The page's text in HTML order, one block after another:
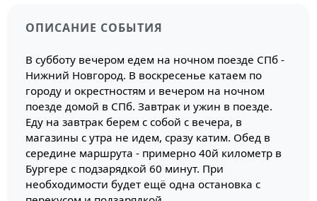
ОПИСАНИЕ СОБЫТИЯ
В субботу вечером едем на ночном поезде СПб -
Нижний Новгород. В воскресенье катаем по
городу и окрестностям и вечером на ночном
поезде домой в СПб. Завтрак и ужин в поезде.
Еду на завтрак берем с собой с вечера, в
магазины с утра не идем, сразу катим. Обед в
середине маршрута - примерно 40й километр в
Бургере с подзарядкой 60 минут. При
необходимости будет ещё одна остановка с